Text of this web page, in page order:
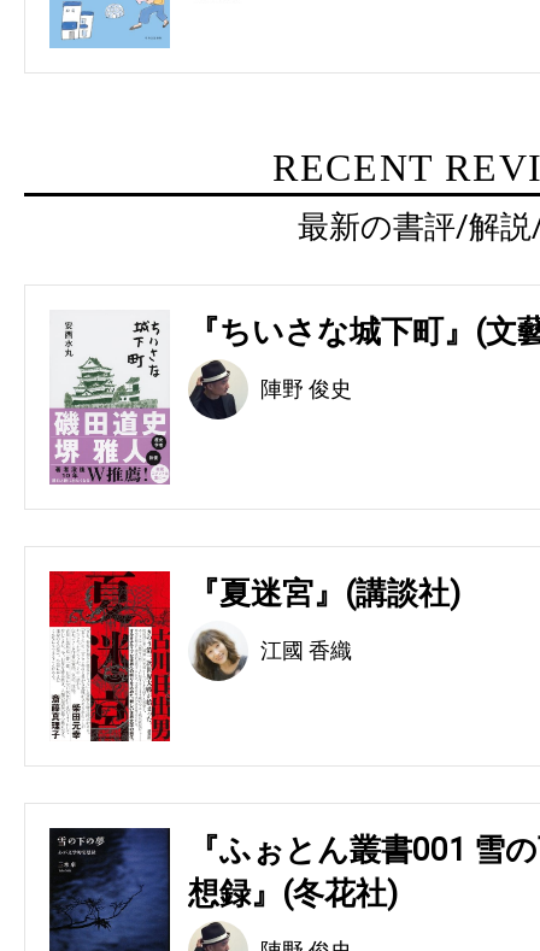
RECENT
最新の書評/解
『ちいさな城下町』(文
陣野 俊史
『夏迷宮』(講談社)
江國 香織
『ふぉとん叢書001 雪
想録』(冬花社)